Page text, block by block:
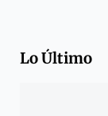
Lo Último